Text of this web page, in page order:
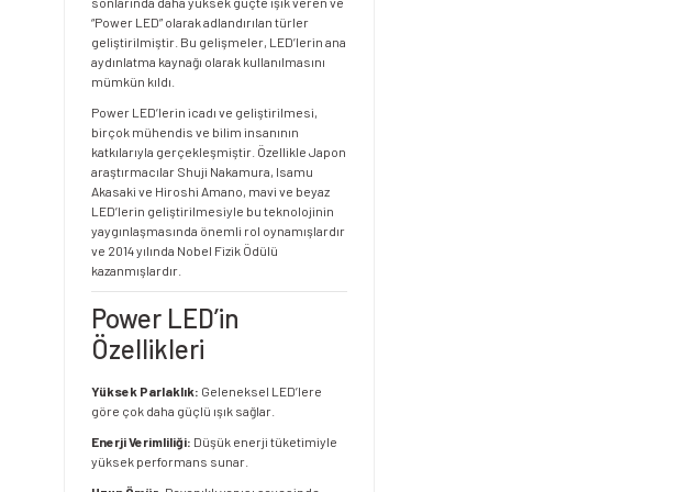
“Power LED” olarak adlandırılan türler
geliştirilmiştir. Bu gelişmeler, LED’lerin ana
aydınlatma kaynağı olarak kullanılmasını
mümkün kıldı.
Power LED’lerin icadı ve geliştirilmesi,
birçok mühendis ve bilim insanının
katkılarıyla gerçekleşmiştir. Özellikle Japon
araştırmacılar Shuji Nakamura, Isamu
Akasaki ve Hiroshi Amano, mavi ve beyaz
LED’lerin geliştirilmesiyle bu teknolojinin
yaygınlaşmasında önemli rol oynamışlardır
ve 2014 yılında Nobel Fizik Ödülü
kazanmışlardır.
Power LED’in
Özellikleri
Yüksek Parlaklık: Geleneksel LED’lere
göre çok daha güçlü ışık sağlar.
Enerji Verimliliği: Düşük enerji tüketimiyle
yüksek performans sunar.